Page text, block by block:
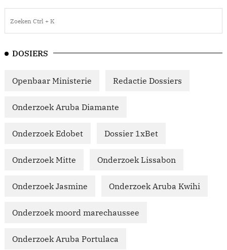
DOSIERS
Openbaar Ministerie Redactie Dossiers
Onderzoek Aruba Diamante
Onderzoek Edobet Dossier 1xBet
Onderzoek Mitte Onderzoek Lissabon
Onderzoek Jasmine Onderzoek Aruba Kwihi
Onderzoek moord marechaussee
Onderzoek Aruba Portulaca